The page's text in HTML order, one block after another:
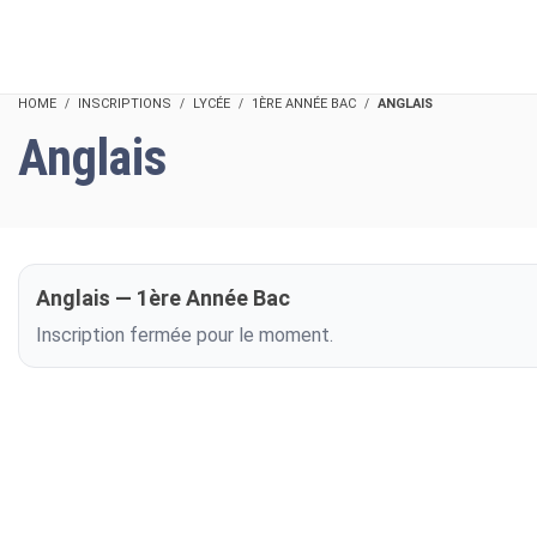
HOME INSCRIPTIONS LYCÉE 1ÈRE ANNÉE BAC ANGLAIS
Anglais
Anglais — 1ère Année Bac
Inscription fermée pour le moment.